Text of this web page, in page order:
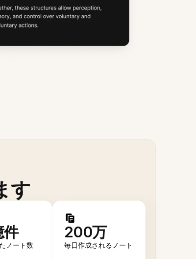
す
件
ノート数
200万
毎日作成されるノート